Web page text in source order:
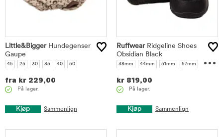
Little&BiggerHundegenser
Gaupe
45 25 30 35 40 50
fra kr 229,00
På lager.
Kjøp Sammenlign
RuffwearRidgeline Shoes
Obsidian Black
38mm 44mm 51mm
57mm
...
kr 819,00
På lager.
Kjøp Sammenlign